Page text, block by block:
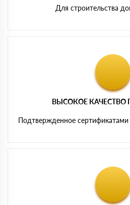
Для строительства
ВЫСОКОЕ
Подтвержденное